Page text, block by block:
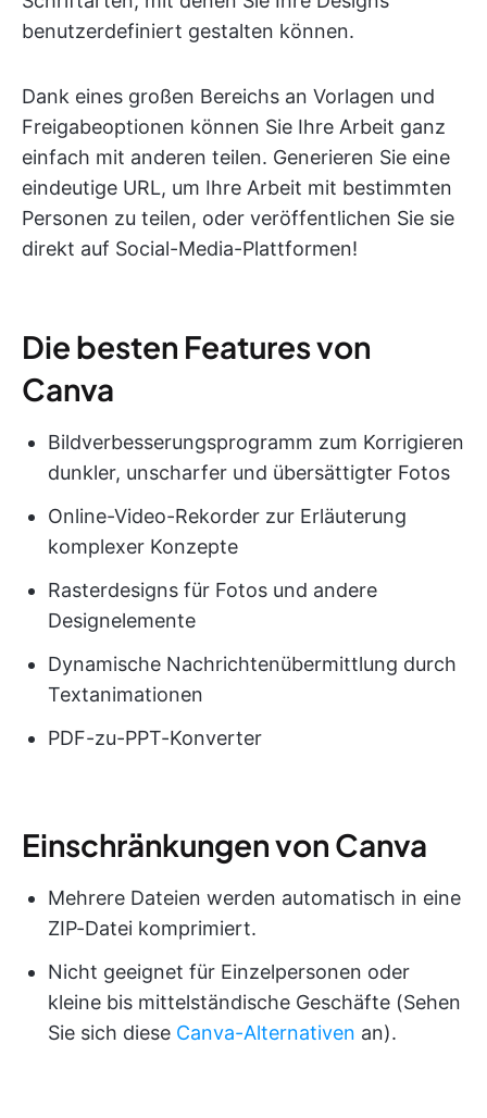
benutzerdefiniert gestalten können.
Dank eines großen Bereichs an Vorlagen und
Freigabeoptionen können Sie Ihre Arbeit ganz
einfach mit anderen teilen. Generieren Sie eine
eindeutige URL, um Ihre Arbeit mit bestimmten
Personen zu teilen, oder veröffentlichen Sie sie
direkt auf Social-Media-Plattformen!
Die besten Features von
Canva
Bildverbesserungsprogramm zum Korrigieren
dunkler, unscharfer und übersättigter Fotos
Online-Video-Rekorder zur Erläuterung
komplexer Konzepte
Rasterdesigns für Fotos und andere
Designelemente
Dynamische Nachrichtenübermittlung durch
Textanimationen
PDF-zu-PPT-Konverter
Einschränkungen von Canva
Mehrere Dateien werden automatisch in eine
ZIP-Datei komprimiert.
Nicht geeignet für Einzelpersonen oder
kleine bis mittelständische Geschäfte (Sehen
Sie sich diese Canva-Alternativen an).